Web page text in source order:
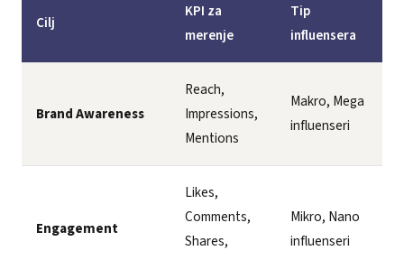
Cilj
KPI za
merenje
Tip
influensera
Brand Awareness
Reach,
Impressions,
Mentions
Makro, Mega
influenseri
Engagement
Likes,
Comments,
Shares,
Mikro, Nano
influenseri